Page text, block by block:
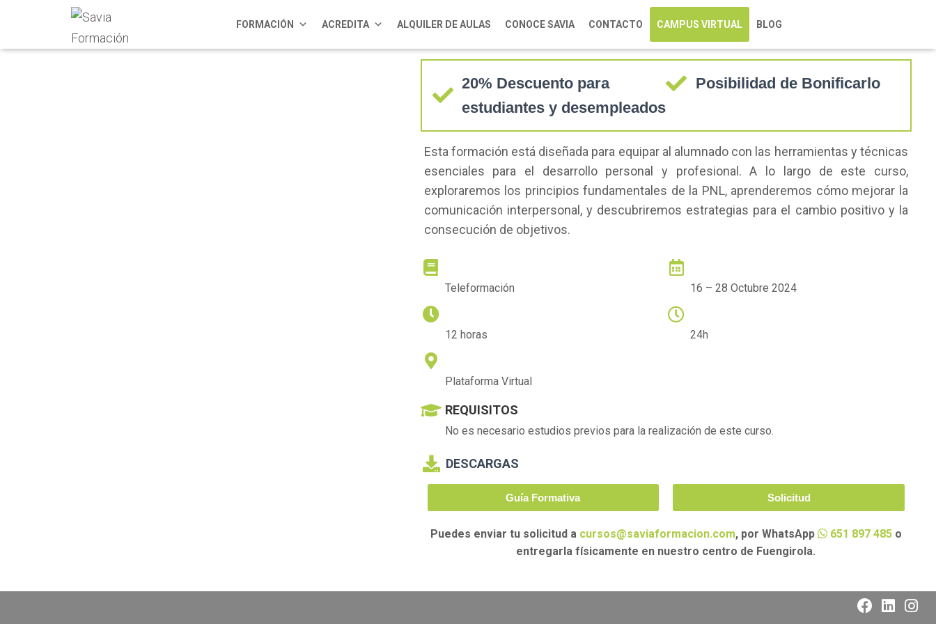
FORMACIÓN ACREDITA ALQUILER DE AULAS CONOCE SAVIA CONTACTO CAMPUS VIRTUAL BLOG
Programación Neurolingüistica |
20% Descuento para
estudiantes y desempleados
Posibilidad de Bonificarlo
Esta formación está diseñada para equipar al alumnado con las herramientas y técnicas
esenciales para el desarrollo personal y profesional. A lo largo de este curso,
exploraremos los principios fundamentales de la PNL, aprenderemos cómo mejorar la
comunicación interpersonal, y descubriremos estrategias para el cambio positivo y la
consecución de objetivos.
Teleformación
12 horas
Plataforma Virtual
16 – 28 Octubre 2024
24h
REQUISITOS
No es necesario estudios previos para la realización de este curso.
DESCARGAS
Guía Formativa Solicitud
Puedes enviar tu solicitud a cursos@saviaformacion.com, por WhatsApp 651 897 485o
entregarla físicamente en nuestro centro de Fuengirola.